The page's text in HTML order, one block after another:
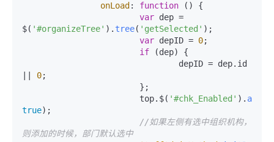
onLoad : function ( ) {
var dep =
$( '#organizeTree' ). tree( 'getSelected' );
var depID = 0;
if (dep) {
				depID = dep.
id
0;
			top.$(
'#chk_Enabled' ). attr
true);
//如果左侧有选中组织机构，
则添加的时候，部门默认选中